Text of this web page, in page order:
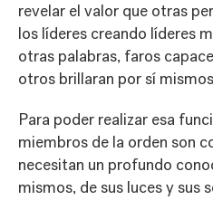
revelar el valor que otras
los líderes creando líderes
otras palabras, faros
otros brillaran por sí
Para poder realizar esa
miembros de la orden son
necesitan un profundo
mismos, de sus luces y sus